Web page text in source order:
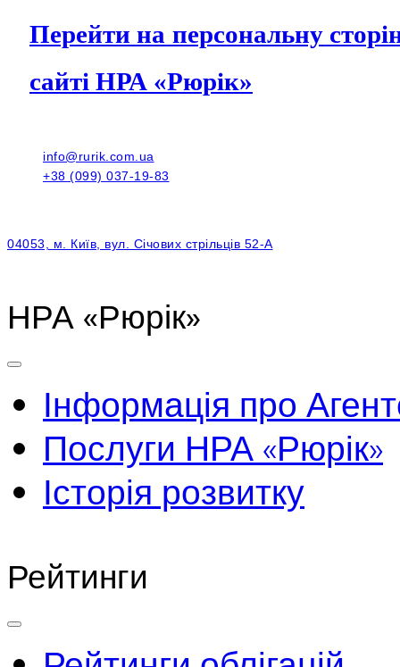
Перейти на персональну
сайті НРА «Рюрік»
info@rurik.com.ua
+38 (099) 037-19-83
04053, м. Київ, вул. Січових стрільців 52-А
НРА «Рюрік»
Інформація про
Послуги НРА «Рюрік»
Історія розвитку
Рейтинги